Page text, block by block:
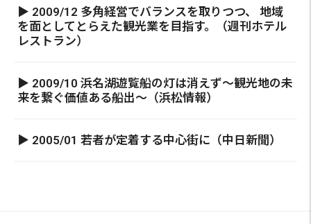
▶ 2009/12 多角経営でバランスを取りつつ、 地域
を面としてとらえた観光業を目指す。（週刊ホテル
レストラン）
▶ 2009/10 浜名湖遊覧船の灯は消えず～観光地の未
来を繋ぐ価値ある船出～（浜松情報）
▶ 2005/01 若者が定着する中心街に（中日新聞）